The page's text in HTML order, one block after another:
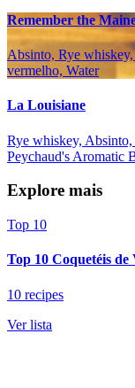
Remember the
Absinto, Rye
vermelho, Water
La Louisiane
Rye whiskey,
Peychaud's Aromatic
Explore mais
Top 10
Top 10 Coquetéis
10 recipes
Ver lista